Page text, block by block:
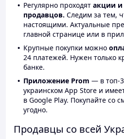
Регулярно проходят акции и
продавцов. Следим за тем,
настоящими. Актуальные
главной странице или в
Крупные покупки можно
24 платежей. Нужен только
банке.
Приложение Prom — в топ-3
украинском App Store и
в Google Play. Покупайте со
угодно.
Продавцы со всей